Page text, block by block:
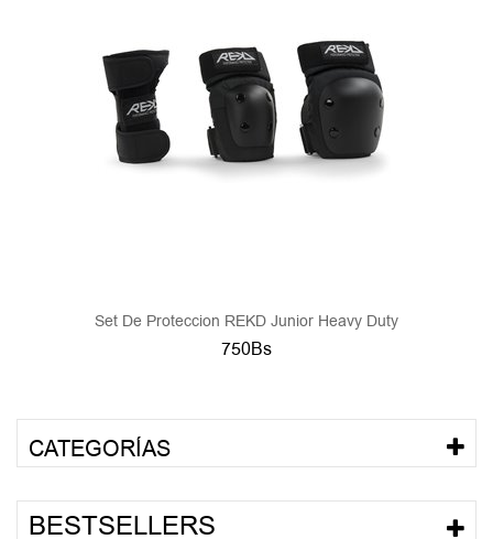
Set De Proteccion REKD Junior Heavy Duty
750Bs
CATEGORÍAS
BESTSELLERS